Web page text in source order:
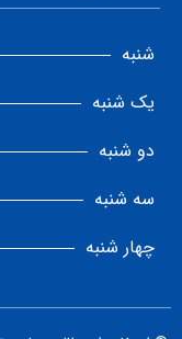
شنبه
یک شنبه
دو شنبه
سه شنبه
چهار شنبه